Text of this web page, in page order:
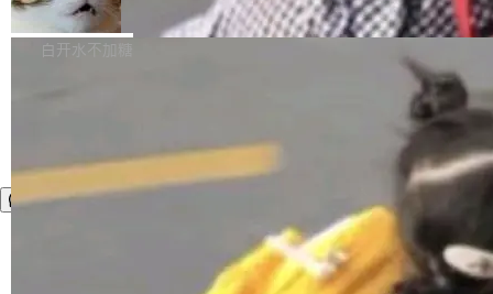
由软件情怀，而是一个跟 AI agent 直接相关的
技术判断。 两行 prompt 就能个性化任何软件 C
关开源项目的开发者，希望参加 DeepSeek Har
ness 的内测，可以回复或私信联系我。请附上
Harness 负责把能力落到真实环境中——调用工
具、读写文件、管理上下文、处理错误、完成闭
环。崔添翼招人的标...
开源
商汤科技宣布面向社区开源轻量级统一多模态模
型的预览版本 SenseNova U1.5-Lite-Preview。
理解、推理、生成与编辑，还仅以 8B-MoT 的轻
量大小，将能力推进到4K、更精细的真实质感、
更复杂的视觉控制和可持续迭代编辑。 相比 U
1，U1.5-Lite-Preview 在以下方向上带来了显著
提升： 原生支持4K图像生成； 更精细的局部纹
理、细节与真实世界质感； 更准确的中英文文字
白开水不加糖